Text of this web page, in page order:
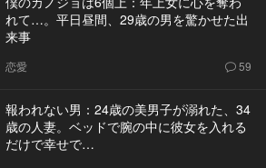
れて…。平日昼間、29歳の男を驚かせた出
来事
恋愛 59
報われない男：24歳の美男子が溺れた、34
歳の人妻。ベッドで腕の中に彼女を入れる
だけで幸せで…